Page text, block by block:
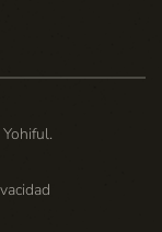
Yohiful.